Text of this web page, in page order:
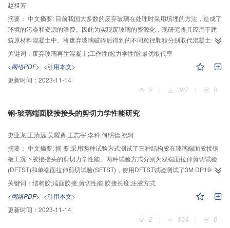
解，但降解速率有所提升，继续提高催化剂投量其降解速率则没有明显的提
高。超声功率由0W提至400W也会提高降解速率，但过高的超声功率对降解速
率提高却不明显。此外，对催化剂复用以及对甲基橙（HIn）和活性艳蓝（KN-
R）的降解证明NiOx/PMS/US体系具有一定的稳定性和普适性。NiOx的XRD图
谱说明最佳煅烧温度下催化剂主要有NiO、Ni及无定型碳组成。NiOx是一种高
挥重要作用。当然其制备成本高和难以规模化生产成为了制约NiOx实现经济效
益的主要因素，所以接下来的研究方向应为降低催化剂的制备成本并使其量
赵祖芳
摘要： 中文摘要: 目前我国大多数的废弃玻璃在处理时采用填埋的方法，造成了
环境的污染和资源的浪费。因此为实现废玻璃的资源化，现研究将其应用于建
筑原材料混凝土中。将废弃玻璃破碎后得到的不同粒径颗粒分别取代混凝土中
的部分粗骨料、细骨料或凝胶材料制成标准试件，按照标准试验法测试不同玻
璃颗粒掺量下玻璃混凝土试件的力学性能和工作性能，讨论废弃玻璃掺量与废
弃玻璃混凝土坍落度及抗压强度的关系，并同时测试了龄期变化对玻璃混凝土
强度的影响。试验发现，将废玻璃颗粒加入混凝土后会降低混凝土的抗压强
度，但在最优取代率下与基准混凝土相似，最后以力学强度和废弃玻璃取代率
25%、废弃玻璃细骨料25%、玻璃粉0%；最优取代率掺量下废弃玻璃混凝土工
玻璃混凝土强度，但当替代量小于10%的时候，对试件的强度影响不大。本试
验结果表明将废玻璃颗粒按一定比例替代混凝土的天然骨料是可行的，并为玻
璃混凝土应用于实际工程中提供了参数。
关键词： 废弃玻璃再生混凝土;工作性能;力学性能;最优取代率
<网络PDF> <引用本文>
更新时间： 2023-11-14
2
| 387 | 0
钢-玻璃端面胶接接头的剪切力学性能研究
史亚龙,王清远,吴耀勇,王志宇,李科,何明德,祝轲
摘要： 中文摘要: 摘 要:采用两种试验方式测试了三种结构胶在玻璃端面胶接钢
板工况下胶接接头的剪切力学性能。两种试验方式分别为双端面拉伸剪切试验
(DFTST)和单端面拉伸剪切试验(SFTST)，使用DFTST试验测试了3M DP190和
硅酮999的胶接接头剪切力学性能，使用SFTST试验测试了硅酮992的胶接接头
剪切力学性能随胶层长度的变化。结果表明：SFTST试验比DFTST试验简单宜
行；硅酮结构胶剪切强度低但变形能力更好；竖直注胶方式可以很好地保证注
胶质量；随着胶接长度的增加，破坏时的位移基本不变，剪切刚度正比例增
加。试验为端面胶接结构的工程应用提供了合理的试验方式和数据参考。
关键词： 结构胶;端面胶接;剪切性能;胶接长度;注胶方式
<网络PDF> <引用本文>
更新时间： 2023-11-14
2
| 304 | 0